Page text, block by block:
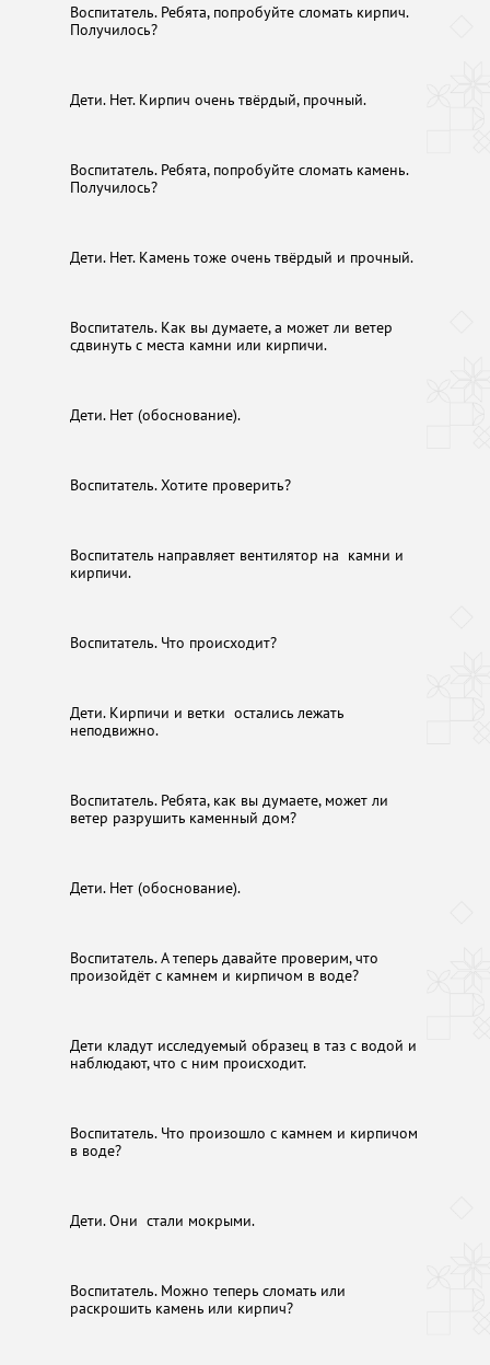
Воспитатель. Ребята, попробуйте сломать кирпич.
Получилось?
Дети. Нет. Кирпич очень твёрдый, прочный.
Воспитатель. Ребята, попробуйте сломать камень.
Получилось?
Дети. Нет. Камень тоже очень твёрдый и прочный.
Воспитатель. Как вы думаете, а может ли ветер
сдвинуть с места камни или кирпичи.
Дети. Нет (обоснование).
Воспитатель. Хотите проверить?
Воспитатель направляет вентилятор на камни и
кирпичи.
Воспитатель. Что происходит?
Дети. Кирпичи и ветки остались лежать
неподвижно.
Воспитатель. Ребята, как вы думаете, может ли
ветер разрушить каменный дом?
Дети. Нет (обоснование).
Воспитатель. А теперь давайте проверим, что
произойдёт с камнем и кирпичом в воде?
Дети кладут исследуемый образец в таз с водой и
наблюдают, что с ним происходит.
Воспитатель. Что произошло с камнем и кирпичом
в воде?
Дети. Они стали мокрыми.
Воспитатель. Можно теперь сломать или
раскрошить камень или кирпич?